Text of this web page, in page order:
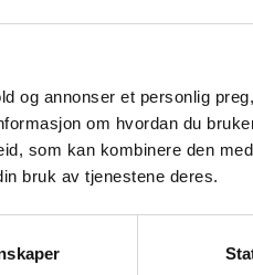
og annonser et personlig
om hvordan du
som kan kombinere den
bruk av tjenestene deres.